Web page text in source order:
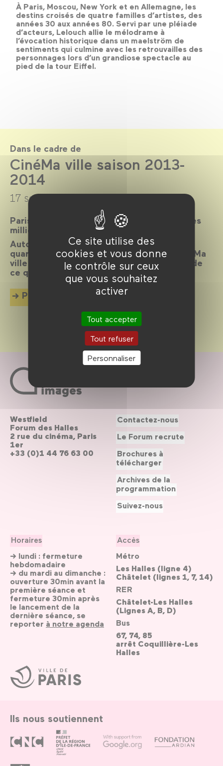
Ce site utilise des
cookies et vous donne
le contrôle sur ceux
que vous souhaitez
activer
Tout accepter
Tout refuser
Personnaliser
À Paris, Moscou, New York et en Allemagne, les
destins croisés de quatre familles d’artistes, des
années 30 aux années 80. Servi par une pléiade
d’acteurs, Lelouch allie le mélodrame à
l’évocation historique dans un maelström de
sentiments qui culmine avec les retrouvailles des
personnages lors d’un grandiose spectacle au
pied de la tour Eiffel.
Dans le cadre de
CinéMa ville saison 2013-
2014
17 septembre 2013 → 22 juillet 2014
Paris, ville lumière, ville cinéma, a inspiré des
milliers de films.
Autour d’un réalisateur, d’un acteur, d’un
quartier, d’une époque ou d’un thème, CinéMa
ville propose chaque mois une exploration de
ce qui palpite dans la cité.
Plus d'info
Ville
de
Paris
Westfield
Forum des Halles
2 rue du cinéma, Paris
1er
+33 (0)1 44 76 63 00
Horaires
→ lundi : fermeture
hebdomadaire
→ du mardi au dimanche :
ouverture 30min avant la
première séance et
fermeture 30min après
le lancement de la
dernière séance, se
reporter à notre agenda
Accès
Métro
Les Halles (ligne 4)
Châtelet (lignes 1, 7, 14)
RER
Châtelet-Les Halles
(Lignes A, B, D)
Bus
67, 74, 85
arrêt Coquillière-Les
Halles
Contactez-nous
Le Forum recrute
Brochures à
télécharger
Archives de la
programmation
Suivez-nous
Ils nous soutiennent